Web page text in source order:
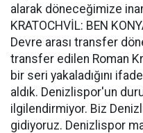
alarak döneceğimize
KRATOCHVİL: BEN
Devre arası transfer
transfer edilen Roman
bir seri yakaladığını
aldık. Denizlispor'un
ilgilendirmiyor. Biz
gidiyoruz. Denizlispor